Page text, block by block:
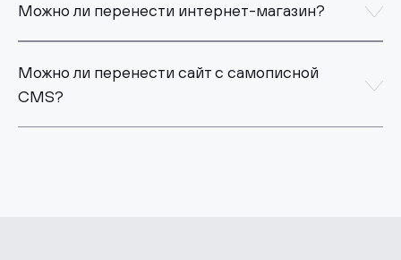
Можно ли перенести интернет-магазин?
Можно ли перенести сайт с самописной
CMS?